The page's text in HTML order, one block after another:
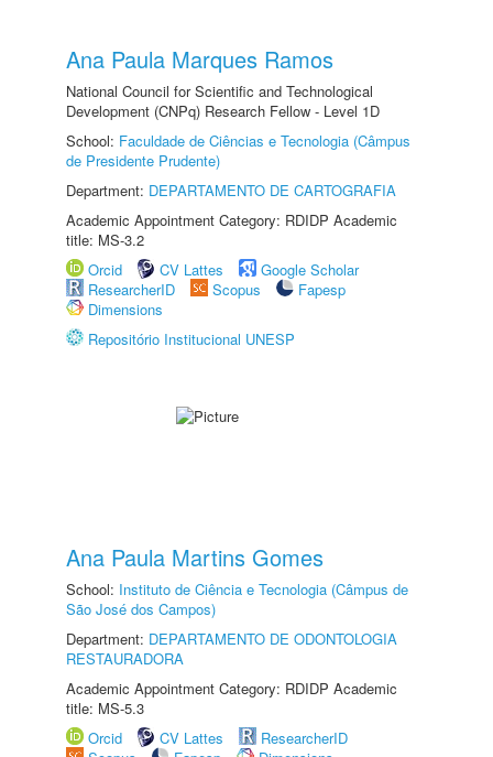
Ana Paula Marques Ramos
National Council for Scientific and Technological
Development (CNPq) Research Fellow - Level 1D
School: Faculdade de Ciências e Tecnologia (Câmpus
de Presidente Prudente)
Department: DEPARTAMENTO DE CARTOGRAFIA
Academic Appointment Category: RDIDP Academic
title: MS-3.2
Orcid
CV Lattes
Google Scholar
ResearcherID
Scopus
Fapesp
Dimensions
Repositório Institucional UNESP
Ana Paula Martins Gomes
School: Instituto de Ciência e Tecnologia (Câmpus de
São José dos Campos)
Department: DEPARTAMENTO DE ODONTOLOGIA
RESTAURADORA
Academic Appointment Category: RDIDP Academic
title: MS-5.3
Orcid
CV Lattes
ResearcherID